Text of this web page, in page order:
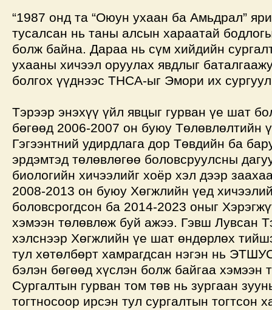
“1987 онд та “Оюун ухаан ба Амьдрал”
тусалсан нь таны алсын хараатай
болж байна. Дараа нь сүм хийдийн
ухааны хичээл оруулах явдлыг
болгох үүднээс ТНСА-ыг Эмори их
Тэрээр энэхүү үйл явцыг гурван үе шат
бөгөөд 2006-2007 он буюу Төлөвлөлтийн
Гэгээнтний удирдлага дор Төвдийн ба
эрдэмтэд төлөвлөгөө боловсруулсны
биологийн хичээлийг хоёр хэл дээр
2008-2013 он буюу Хөгжлийн үед
боловсрогдсон ба 2014-2023 оныг
хэмээн төлөвлөж буй ажээ. Гэвш Лувсан
хэлснээр Хөгжлийн үе шат өндөрлөх
тул хөтөлбөрт хамрагдсан нэгэн нь
бэлэн бөгөөд хүслэн болж байгаа хэмээн
Сургалтын гурван том төв нь зургаан
тогтносоор ирсэн тул сургалтын тогтсон